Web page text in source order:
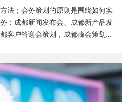
、成都经销商会议策划、
都颁奖会策划、成都客户
成都年会策划、成都会议
法；会务策划的原则是围绕如何实
：成都新闻发布会、成都新产品发
客户答谢会策划，成都峰会策划公